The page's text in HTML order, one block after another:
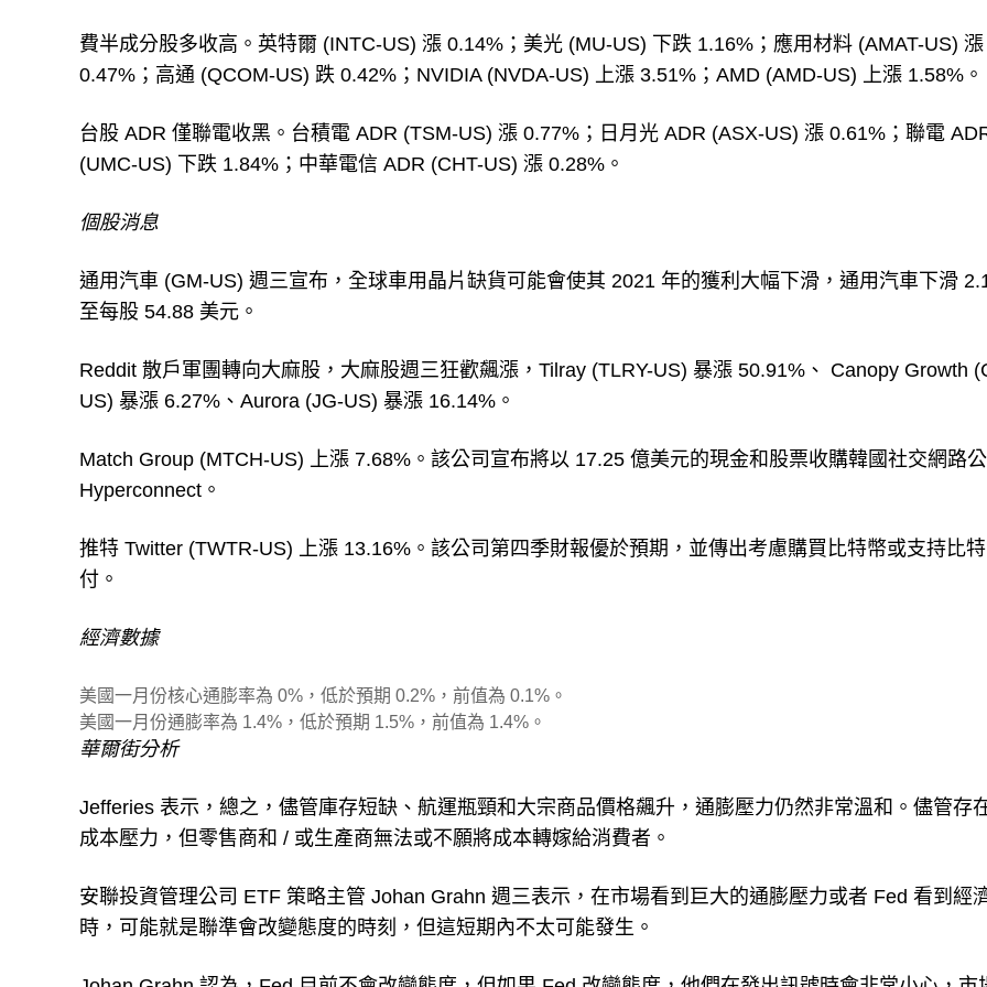
費半成分股多收高。英特爾 (INTC-US) 漲 0.14%；美光 (MU-US) 下跌 1.16%；應用材料 (AMAT-US) 漲
0.47%；高通 (QCOM-US) 跌 0.42%；NVIDIA (NVDA-US) 上漲 3.51%；AMD (AMD-US) 上漲 1.58%。
台股 ADR 僅聯電收黑。台積電 ADR (TSM-US) 漲 0.77%；日月光 ADR (ASX-US) 漲 0.61%；聯電
(UMC-US) 下跌 1.84%；中華電信 ADR (CHT-US) 漲 0.28%。
個股消息
通用汽車 (GM-US) 週三宣布，全球車用晶片缺貨可能會使其 2021 年的獲利大幅下滑，通用汽車下滑
至每股 54.88 美元。
Reddit 散戶軍團轉向大麻股，大麻股週三狂歡飆漲，Tilray (TLRY-US) 暴漲 50.91%、 Canopy Growth
US) 暴漲 6.27%、Aurora (JG-US) 暴漲 16.14%。
Match Group (MTCH-US) 上漲 7.68%。該公司宣布將以 17.25 億美元的現金和股票收購韓國社交網路公
Hyperconnect。
推特 Twitter (TWTR-US) 上漲 13.16%。該公司第四季財報優於預期，並傳出考慮購買比特幣或支持比
付。
經濟數據
美國一月份核心通膨率為 0%，低於預期 0.2%，前值為 0.1%。
美國一月份通膨率為 1.4%，低於預期 1.5%，前值為 1.4%。
華爾街分析
Jefferies 表示，總之，儘管庫存短缺、航運瓶頸和大宗商品價格飆升，通膨壓力仍然非常溫和。儘管存
成本壓力，但零售商和 / 或生產商無法或不願將成本轉嫁給消費者。
安聯投資管理公司 ETF 策略主管 Johan Grahn 週三表示，在市場看到巨大的通膨壓力或者 Fed 看到經
時，可能就是聯準會改變態度的時刻，但這短期內不太可能發生。